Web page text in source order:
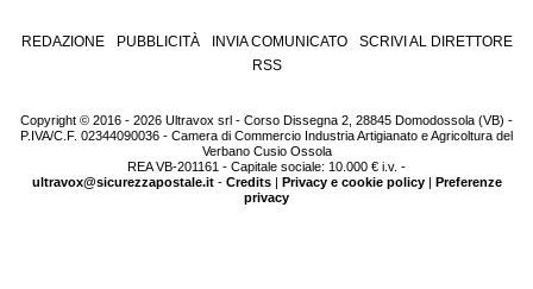
REDAZIONE PUBBLICITÀ INVIA COMUNICATO
SCRIVI AL DIRETTORE
RSS
Copyright © 2016 - 2026 Ultravox srl - Corso Dissegna 2, 28845 Domodossola (VB) -
P.IVA/C.F. 02344090036 - Camera di Commercio Industria Artigianato e Agricoltura del
Verbano Cusio Ossola
REA VB-201161 - Capitale sociale: 10.000 € i.v. -
ultravox@sicurezzapostale.it- Credits| Privacy e cookie policy| Preferenze
privacy